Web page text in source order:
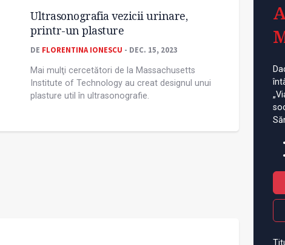
Ultrasonografia vezicii urinare,
printr-un plasture
DE FLORENTINA IONESCU - DEC. 15, 2023
Mai mulţi cercetători de la Massachusetts
Institute of Technology au creat designul unui
plasture util în ultrasonografie.